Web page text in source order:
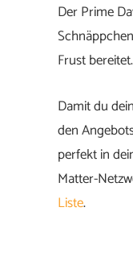
Der Prime
Frust bereitet.
Damit du
den
perfekt in
Matter-
Liste.